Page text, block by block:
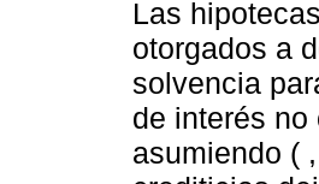
Las
otorgados a
solvencia
de interés
asumiendo (